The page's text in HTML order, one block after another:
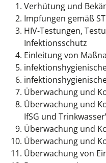
Verhütung und
Impfungen gemäß
HIV-Testungen,
Infektionsschutz
Einleitung von
Überwachung und
Überwachung und
IfSG und
Überwachung und
Überwachung und
Überwachung von